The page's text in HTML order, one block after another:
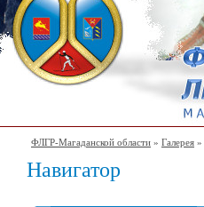
ФЛГР-Магаданской области » Галерея »
Навигатор